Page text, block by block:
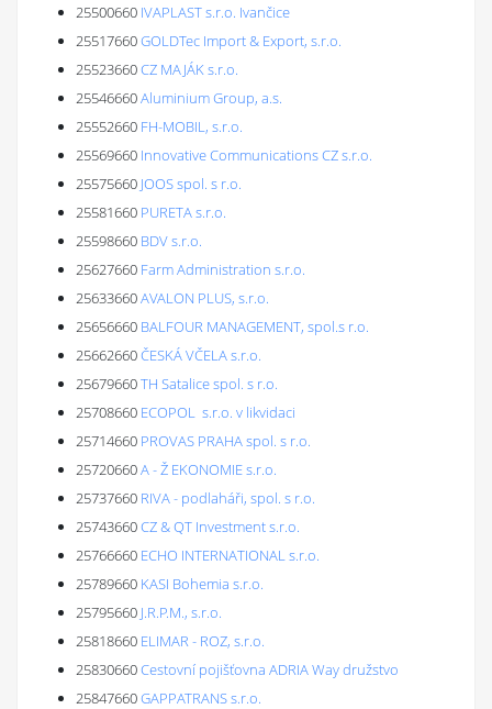
25500660 IVAPLAST s.r.o. Ivančice
25517660GOLDTec Import & Export, s.r.o.
25523660CZ MAJÁK s.r.o.
25546660Aluminium Group, a.s.
25552660 FH-MOBIL, s.r.o.
25569660 Innovative Communications CZ s.r.o.
25575660 JOOS spol. s r.o.
25581660 PURETA s.r.o.
25598660 BDV s.r.o.
25627660 Farm Administration s.r.o.
25633660AVALON PLUS, s.r.o.
25656660 BALFOUR MANAGEMENT, spol.s r.o.
25662660ČESKÁ VČELA s.r.o.
25679660TH Satalice spol. s r.o.
25708660 ECOPOL s.r.o. v likvidaci
25714660 PROVAS PRAHA spol. s r.o.
25720660A - Ž EKONOMIE s.r.o.
25737660 RIVA - podlaháři, spol. s r.o.
25743660CZ & QT Investment s.r.o.
25766660 ECHO INTERNATIONAL s.r.o.
25789660 KASI Bohemia s.r.o.
25795660 J.R.P.M., s.r.o.
25818660 ELIMAR - ROZ, s.r.o.
25830660Cestovní pojišťovna ADRIA Way družstvo
25847660GAPPATRANS s.r.o.